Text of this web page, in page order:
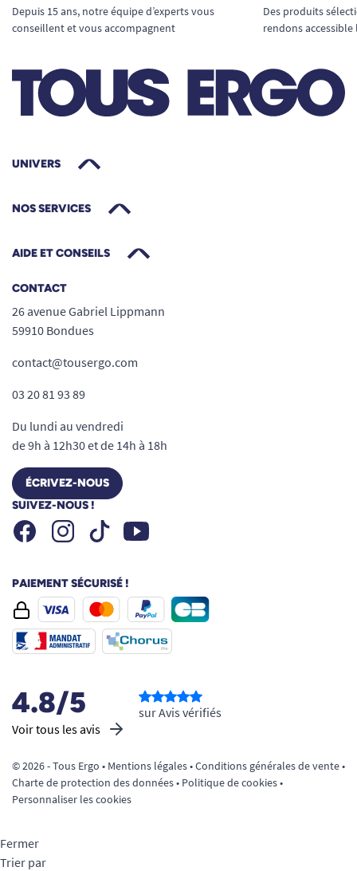
Depuis 15 ans, notre équipe d’experts vous
conseillent et vous accompagnent
Des produits
rendons
UNIVERS
NOS SERVICES
AIDE ET CONSEILS
CONTACT
26 avenue Gabriel Lippmann
59910 Bondues
contact@tousergo.com
03 20 81 93 89
Du lundi au vendredi
de 9h à 12h30 et de 14h à 18h
ÉCRIVEZ-NOUS
SUIVEZ-NOUS !
FacebookInstagramTiktok Youtube
PAIEMENT SÉCURISÉ !
4.8/5
Voir tous les avis
sur Avis vérifiés
© 2026 - Tous Ergo • Mentions légales•Conditions générales de vente•
Charte de protection des données• Politique de cookies•
Personnaliser les cookies
Fermer
Trier par